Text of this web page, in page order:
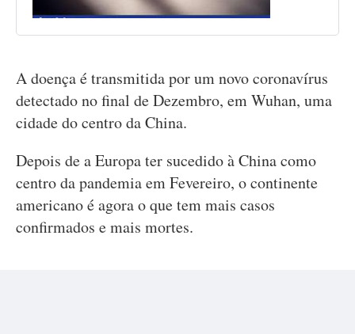
A doença é transmitida por um novo coronavírus
detectado no final de Dezembro, em Wuhan, uma
cidade do centro da China.
Depois de a Europa ter sucedido à China como
centro da pandemia em Fevereiro, o continente
americano é agora o que tem mais casos
confirmados e mais mortes.